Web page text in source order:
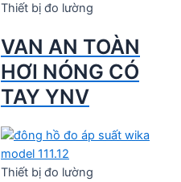
Thiết bị đo lường
VAN AN TOÀN
HƠI NÓNG CÓ
TAY YNV
Thiết bị đo lường